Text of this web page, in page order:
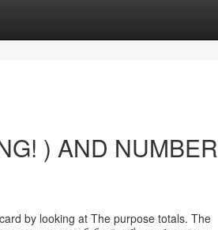
) AND NUMBER
by looking at The purpose totals. The